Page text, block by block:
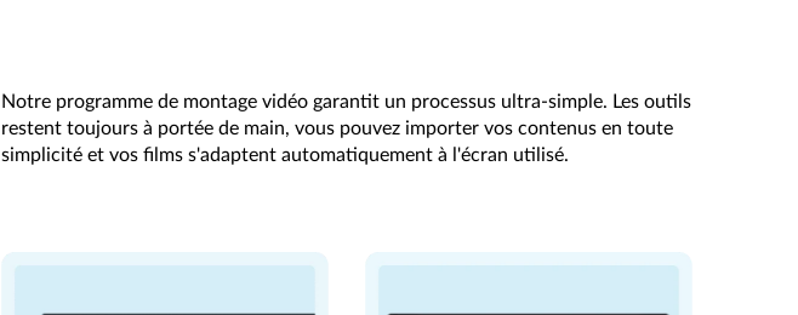
Notre programme de montage vidéo garantit un processus ultra-simple. Les outils
restent toujours à portée de main, vous pouvez importer vos contenus en toute
simplicité et vos films s'adaptent automatiquement à l'écran utilisé.